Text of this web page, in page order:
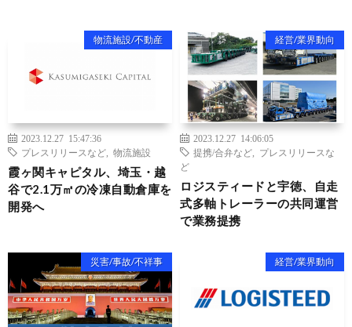
物流施設/不動産
2023.12.27 15:47:36
プレスリリースなど
物流施設
霞ヶ関キャピタル、埼玉・越
谷で2.1万㎡の冷凍自動倉庫を
開発へ
経営/業界動向
2023.12.27 14:06:05
提携/合弁など
プレスリリースな
ど
ロジスティードと宇徳、自走
式多軸トレーラーの共同運営
で業務提携
災害/事故/不祥事 経営/業界動向